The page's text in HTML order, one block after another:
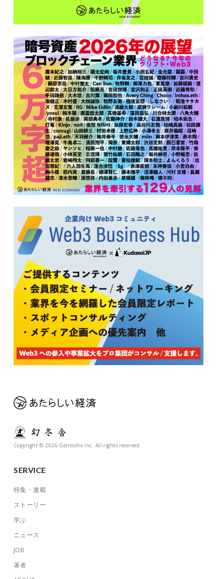
Copyright © 2026 Gentosha Inc. All rights reserved.
SERVICE
特集・連載
ストーリー
学ぶ
ニュース
JOB
著者